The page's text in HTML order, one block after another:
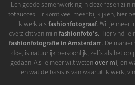
Een goede samenwerking in deze fasen zijn
tot succes. Er komt veel meer bij kijken, hier
ik werk als fashionfotograaf. Wil je meer
overzicht van mijnfashionfoto's. Hier vind je
fashionfotografie in Amsterdam. De
doe, is natuurlijk persoonlijk, zelfs als het op
gedaan. Als je meer wilt wetenover mij en
en wat de basis is van waaruit ik werk,